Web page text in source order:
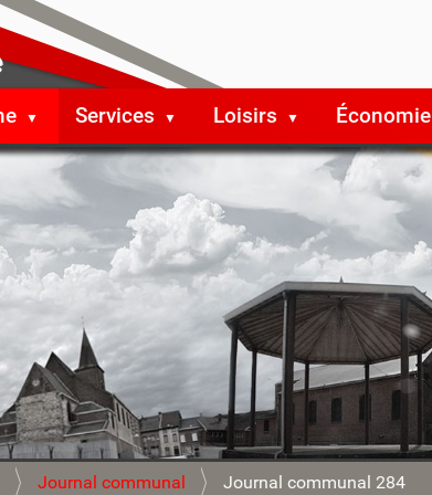
Services Loisirs Économie
Journal communal Journal communal 284